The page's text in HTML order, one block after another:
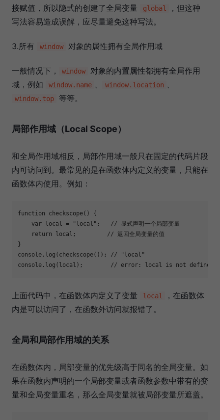
接赋值，所以隐式的创建了全局变量
global
，但这种
写法容易造成误解，应尽量避免这种写法。
3.所有 window 对象的属性拥有全局作用域
一般情况下， window
对象的内置属性都拥有全局作用
域，例如
window.name window.location
window.top 等等。
局部作用域（Local Scope）
和全局作用域相反，局部作用域一般只在固定的代码片段
内可访问到。最常见的是在函数体内定义的变量，只能在
函数体内使用。例如：
function checkscope( ) {
var local = "local" ;
// 显式声明一个局部变量
return local;
// 返回全局变量的值
console .log(checkscope());
// "local"
console .log(local); // error: local is not defined.
上面代码中，在函数体内定义了变量 local
，在函数体
内是可以访问了，在函数外访问就报错了。
全局和局部作用域的关系
在函数体内，局部变量的优先级高于同名的全局变量。如
果在函数内声明的一个局部变量或者函数参数中带有的变
量和全局变量重名，那么全局变量就被局部变量所遮盖。